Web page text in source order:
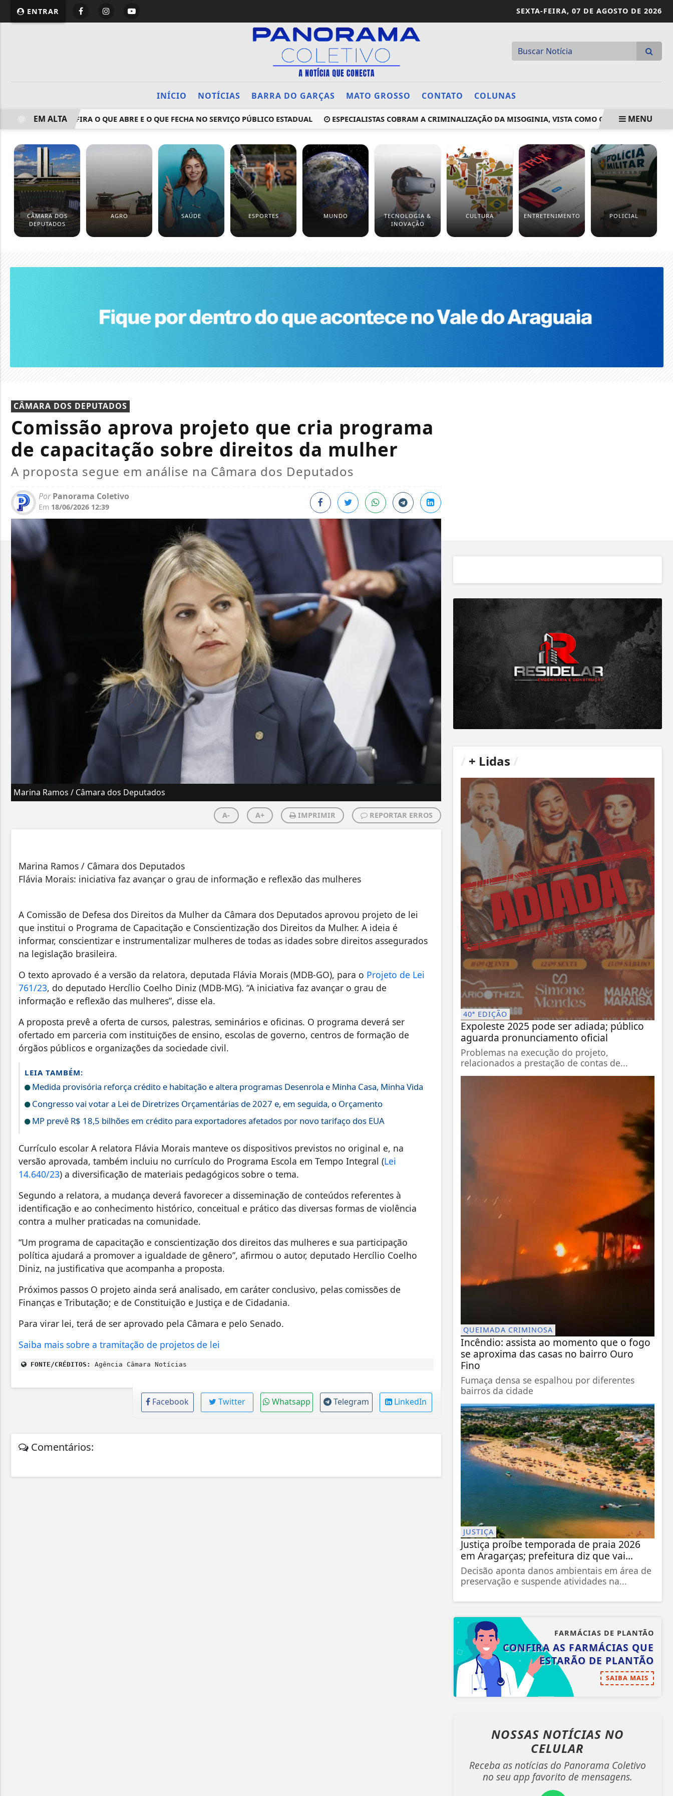
ENTRAR SEXTA-FEIRA, 07 DE AGOSTO DE 2026
INÍCIO NOTÍCIAS BARRA DO GARÇAS MATO GROSSO CONTATO COLUNAS
NEGRA: CONFIRA O QUE ABRE E O QUE FECHA NO SERVIÇO PÚBLICO ESTADUAL ESPECIALISTAS COBRAM A CRIMINALIZAÇÃO DA MISOGINIA, VISTA COMO CAUSA DO AUMENTO DE...
EM ALTA MENU
CÂMARA DOS
DEPUTADOS
AGRO SAÚDE ESPORTES MUNDO
TECNOLOGIA &
INOVAÇÃO
CULTURA ENTRETENIMENTO POLICIAL
CÂMARA DOS DEPUTADOS
Comissão aprova projeto que cria programa
de capacitação sobre direitos da mulher
A proposta segue em análise na Câmara dos Deputados
PorPanorama Coletivo
Em 18/06/2026 12:39
Marina Ramos / Câmara dos Deputados
A- A+ IMPRIMIR REPORTAR ERROS
Marina Ramos / Câmara dos Deputados
Flávia Morais: iniciativa faz avançar o grau de informação e reflexão das mulheres
A Comissão de Defesa dos Direitos da Mulher da Câmara dos Deputados aprovou projeto de lei
que institui o Programa de Capacitação e Conscientização dos Direitos da Mulher. A ideia é
informar, conscientizar e instrumentalizar mulheres de todas as idades sobre direitos assegurados
na legislação brasileira.
O texto aprovado é a versão da relatora, deputada Flávia Morais (MDB-GO), para o Projeto de Lei
761/23, do deputado Hercílio Coelho Diniz (MDB-MG). “A iniciativa faz avançar o grau de
informação e reflexão das mulheres”, disse ela.
A proposta prevê a oferta de cursos, palestras, seminários e oficinas. O programa deverá ser
ofertado em parceria com instituições de ensino, escolas de governo, centros de formação de
órgãos públicos e organizações da sociedade civil.
LEIA TAMBÉM:
Medida provisória reforça crédito e habitação e altera programas Desenrola e Minha Casa, Minha Vida
Congresso vai votar a Lei de Diretrizes Orçamentárias de 2027 e, em seguida, o Orçamento
MP prevê R$ 18,5 bilhões em crédito para exportadores afetados por novo tarifaço dos EUA
Currículo escolar A relatora Flávia Morais manteve os dispositivos previstos no original e, na
versão aprovada, também incluiu no currículo do Programa Escola em Tempo Integral (Lei
14.640/23) a diversificação de materiais pedagógicos sobre o tema.
Segundo a relatora, a mudança deverá favorecer a disseminação de conteúdos referentes à
identificação e ao conhecimento histórico, conceitual e prático das diversas formas de violência
contra a mulher praticadas na comunidade.
“Um programa de capacitação e conscientização dos direitos das mulheres e sua participação
política ajudará a promover a igualdade de gênero”, afirmou o autor, deputado Hercílio Coelho
Diniz, na justificativa que acompanha a proposta.
Próximos passos O projeto ainda será analisado, em caráter conclusivo, pelas comissões de
Finanças e Tributação; e de Constituição e Justiça e de Cidadania.
Para virar lei, terá de ser aprovado pela Câmara e pelo Senado.
Saiba mais sobre a tramitação de projetos de lei
FONTE/CRÉDITOS: Agência Câmara Notícias
Facebook Twitter Whatsapp Telegram LinkedIn
Comentários:
+ Lidas
40ª EDIÇÃO
Expoleste 2025 pode ser adiada; público
aguarda pronunciamento oficial
Problemas na execução do projeto,
relacionados a prestação de contas de...
QUEIMADA CRIMINOSA
Incêndio: assista ao momento que o fogo
se aproxima das casas no bairro Ouro
Fino
Fumaça densa se espalhou por diferentes
bairros da cidade
JUSTIÇA
Justiça proíbe temporada de praia 2026
em Aragarças; prefeitura diz que vai...
Decisão aponta danos ambientais em área de
preservação e suspende atividades na...
FARMÁCIAS DE PLANTÃO
CONFIRA AS FARMÁCIAS QUE
ESTARÃO DE PLANTÃO
SAIBA MAIS
NOSSAS NOTÍCIAS NO
CELULAR
Receba as notícias do Panorama Coletivo
no seu app favorito de mensagens.